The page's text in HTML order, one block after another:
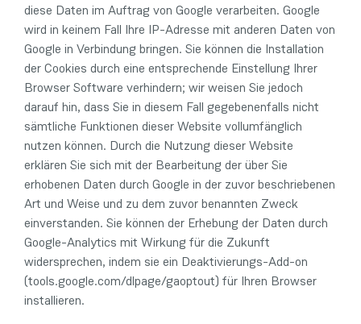
diese Daten im Auftrag von Google verarbeiten. Google
wird in keinem Fall Ihre IP-Adresse mit anderen Daten von
Google in Verbindung bringen. Sie können die Installation
der Cookies durch eine entsprechende Einstellung Ihrer
Browser Software verhindern; wir weisen Sie jedoch
darauf hin, dass Sie in diesem Fall gegebenenfalls nicht
sämtliche Funktionen dieser Website vollumfänglich
nutzen können. Durch die Nutzung dieser Website
erklären Sie sich mit der Bearbeitung der über Sie
erhobenen Daten durch Google in der zuvor beschriebenen
Art und Weise und zu dem zuvor benannten Zweck
einverstanden. Sie können der Erhebung der Daten durch
Google-Analytics mit Wirkung für die Zukunft
widersprechen, indem sie ein Deaktivierungs-Add-on
(tools.google.com/dlpage/gaoptout) für Ihren Browser
installieren.